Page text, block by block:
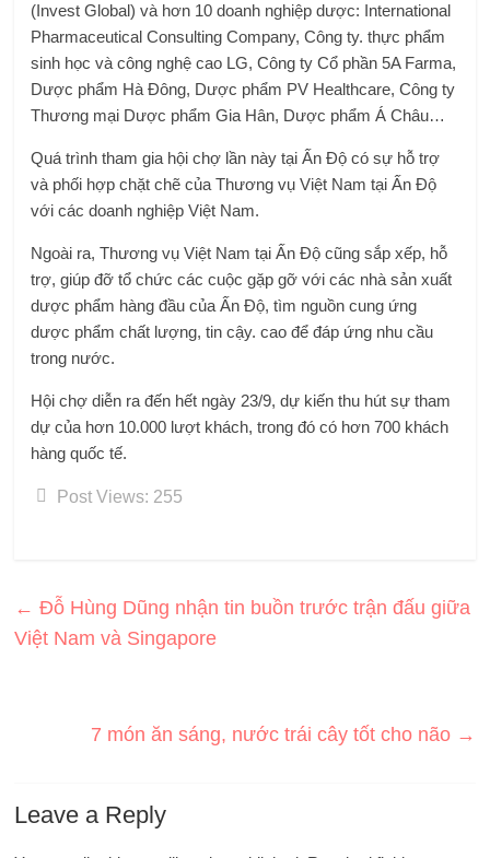
(Invest Global) và hơn 10 doanh nghiệp dược: International
Pharmaceutical Consulting Company, Công ty. thực phẩm
sinh học và công nghệ cao LG, Công ty Cổ phần 5A Farma,
Dược phẩm Hà Đông, Dược phẩm PV Healthcare, Công ty
Thương mại Dược phẩm Gia Hân, Dược phẩm Á Châu…
Quá trình tham gia hội chợ lần này tại Ấn Độ có sự hỗ trợ
và phối hợp chặt chẽ của Thương vụ Việt Nam tại Ấn Độ
với các doanh nghiệp Việt Nam.
Ngoài ra, Thương vụ Việt Nam tại Ấn Độ cũng sắp xếp, hỗ
trợ, giúp đỡ tổ chức các cuộc gặp gỡ với các nhà sản xuất
dược phẩm hàng đầu của Ấn Độ, tìm nguồn cung ứng
dược phẩm chất lượng, tin cậy. cao để đáp ứng nhu cầu
trong nước.
Hội chợ diễn ra đến hết ngày 23/9, dự kiến ​​thu hút sự tham
dự của hơn 10.000 lượt khách, trong đó có hơn 700 khách
hàng quốc tế.
Post Views: 255
← Đỗ Hùng Dũng nhận tin buồn trước trận đấu giữa
Việt Nam và Singapore
7 món ăn sáng, nước trái cây tốt cho não →
Leave a Reply